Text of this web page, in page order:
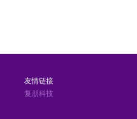
友情链接
复朋科技